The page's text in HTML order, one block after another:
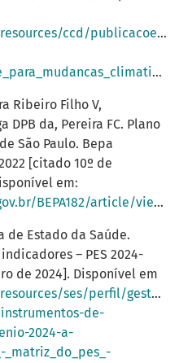
ccd/publicacoes/
Ribeiro Filho V,
DPB da, Pereira FC. Plano
São Paulo. Bepa
[citado 10º de
em:
BEPA182/article/view/38126
de Estado da Saúde.
– PES 2024-
de 2024]. Disponível em
ses/perfil/gestor/
de-
2024-a-
_matriz_do_pes_-